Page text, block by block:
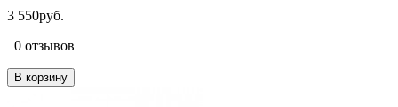
3 550руб.
0 отзывов
В корзину